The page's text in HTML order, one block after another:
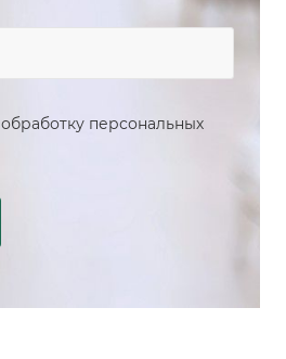
обработку персональных